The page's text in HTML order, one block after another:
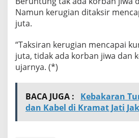
Namun kerugian ditaksir
juta.
“Taksiran kerugian mencapai
juta, tidak ada korban jiwa dan
ujarnya. (*)
BACA JUGA :
Kebakaran
dan Kabel di Kramat Jati